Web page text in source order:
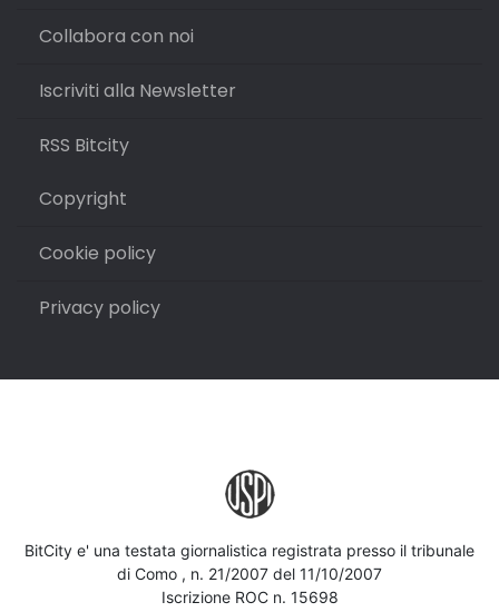
Collabora con noi
Iscriviti alla Newsletter
RSS Bitcity
Copyright
Cookie policy
Privacy policy
BitCity e' una testata giornalistica registrata presso il tribunale
di Como , n. 21/2007 del 11/10/2007
Iscrizione ROC n. 15698